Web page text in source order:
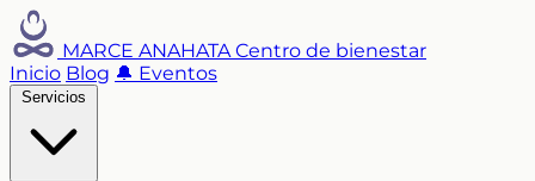
MARCE ANAHATA Centro de bienestar
Inicio Blog 🔔 Eventos